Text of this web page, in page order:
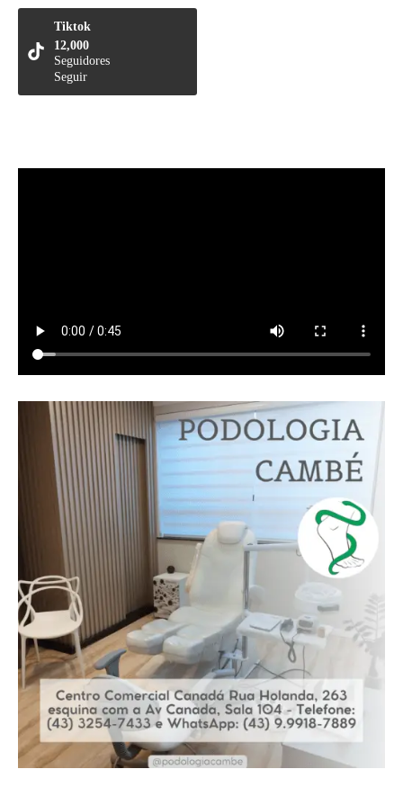
Tiktok
12,000
Seguidores
Seguir